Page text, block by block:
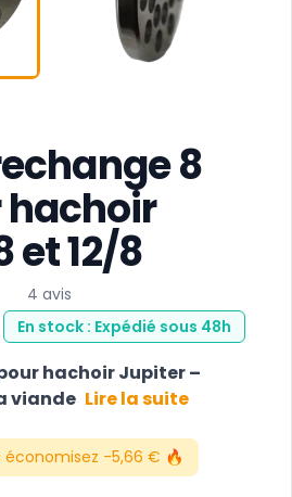
8
et 12/8
4 avis
En stock : Expédié sous 48h
hachoir Jupiter –
viande Lire la suite
économisez -5,66 € 🔥